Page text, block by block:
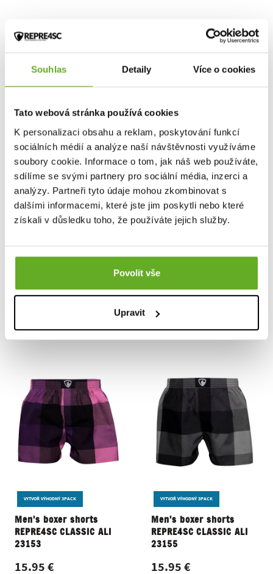
Souhlas Detaily Více o cookies
Tato webová stránka používá cookies
K personalizaci obsahu a reklam, poskytování funkcí
sociálních médií a analýze naší návštěvnosti využíváme
soubory cookie. Informace o tom, jak náš web používáte,
sdílíme se svými partnery pro sociální média, inzerci a
analýzy. Partneři tyto údaje mohou zkombinovat s
dalšími informacemi, které jste jim poskytli nebo které
získali v důsledku toho, že používáte jejich služby.
Povolit vše
Upravit
VYTVOŘ VÝHODNÝ 3PACK VYTVOŘ VÝHODNÝ 3PACK
Men's boxer shorts
15.95 €
VYTVOŘ VÝHODNÝ 3PACK
Men's boxer shorts
REPRE4SC CLASSIC ALI
23153
15.95 €
VYTVOŘ VÝHODNÝ 3PACK
Men's boxer shorts
REPRE4SC CLASSIC ALI
23155
15.95 €